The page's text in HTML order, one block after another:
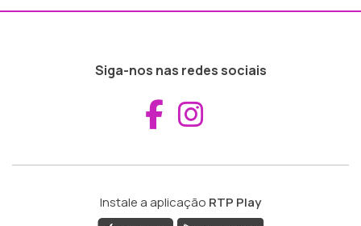
Siga-nos nas redes sociais
Aceder ao
Instale a aplicação RTP Play